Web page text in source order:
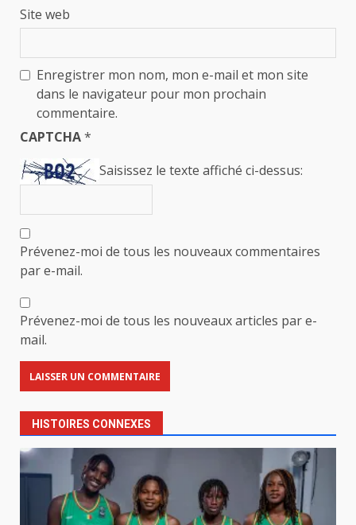
Site web
Enregistrer mon nom, mon e-mail et mon site
dans le navigateur pour mon prochain
commentaire.
CAPTCHA*
Saisissez le texte affiché ci-dessus:
Prévenez-moi de tous les nouveaux commentaires
par e-mail.
Prévenez-moi de tous les nouveaux articles par e-
mail.
HISTOIRES CONNEXES